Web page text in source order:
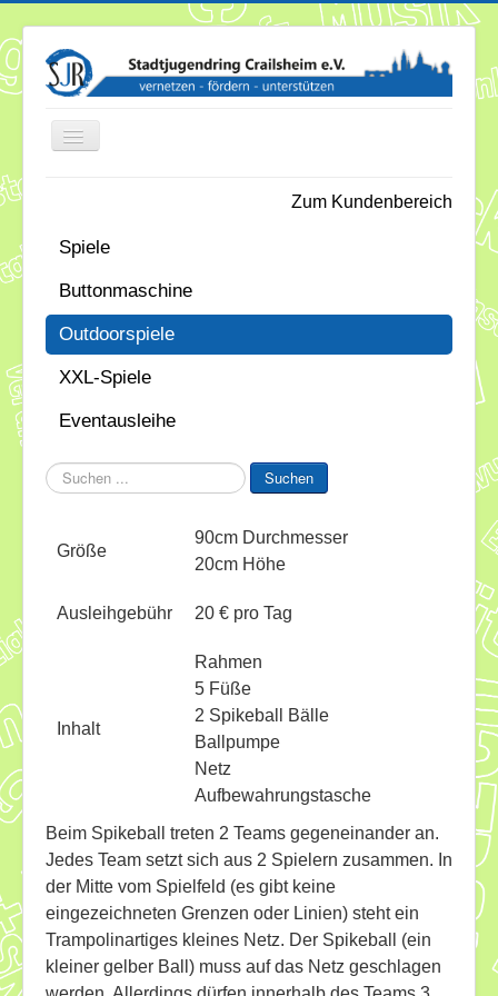
Toggle
News
Termine
Über uns
Mitglieder
Förderung
Services
Ausleihe
Zum Kundenbereich
Spiele
Buttonmaschine
Outdoorspiele
XXL-Spiele
Eventausleihe
Suchen
...
Suchen
Größe
90cm Durchmesser
20cm Höhe
Ausleihgebühr 20 € pro Tag
Inhalt
Rahmen
5 Füße
2 Spikeball Bälle
Ballpumpe
Netz
Aufbewahrungstasche
Beim Spikeball treten 2 Teams gegeneinander an.
Jedes Team setzt sich aus 2 Spielern zusammen. In
der Mitte vom Spielfeld (es gibt keine
eingezeichneten Grenzen oder Linien) steht ein
Trampolinartiges kleines Netz. Der Spikeball (ein
kleiner gelber Ball) muss auf das Netz geschlagen